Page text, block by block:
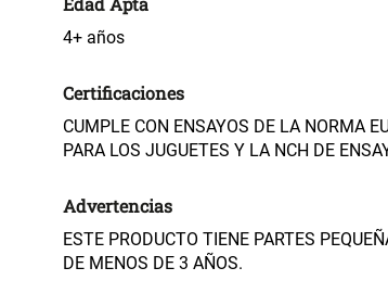
4+ años
Certificaciones
CUMPLE CON ENSAYOS DE LA NORMA
PARA LOS JUGUETES Y LA NCH DE
Advertencias
ESTE PRODUCTO TIENE PARTES
DE MENOS DE 3 AÑOS.